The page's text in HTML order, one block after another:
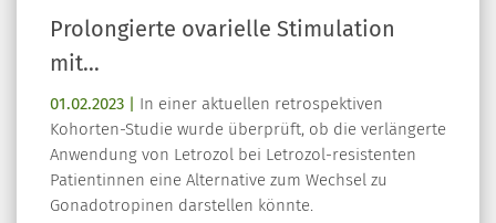
Prolongierte ovarielle Stimulation
mit…
01.02.2023 | In einer aktuellen retrospektiven
Kohorten-Studie wurde überprüft, ob die verlängerte
Anwendung von Letrozol bei Letrozol-resistenten
Patientinnen eine Alternative zum Wechsel zu
Gonadotropinen darstellen könnte.